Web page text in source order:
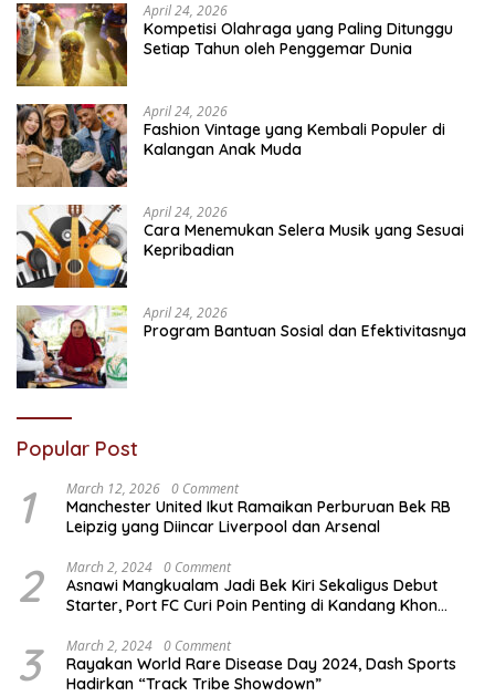
April 24, 2026
Kompetisi Olahraga yang Paling Ditunggu
Setiap Tahun oleh Penggemar Dunia
April 24, 2026
Fashion Vintage yang Kembali Populer di
Kalangan Anak Muda
April 24, 2026
Cara Menemukan Selera Musik yang Sesuai
Kepribadian
April 24, 2026
Program Bantuan Sosial dan Efektivitasnya
Popular Post
1 March 12, 2026 0 Comment
Manchester United Ikut Ramaikan Perburuan Bek RB
Leipzig yang Diincar Liverpool dan Arsenal
2 March 2, 2024 0 Comment
Asnawi Mangkualam Jadi Bek Kiri Sekaligus Debut
Starter, Port FC Curi Poin Penting di Kandang Khon
3 March 2, 2024 0 Comment
Rayakan World Rare Disease Day 2024, Dash Sports
Hadirkan “Track Tribe Showdown”